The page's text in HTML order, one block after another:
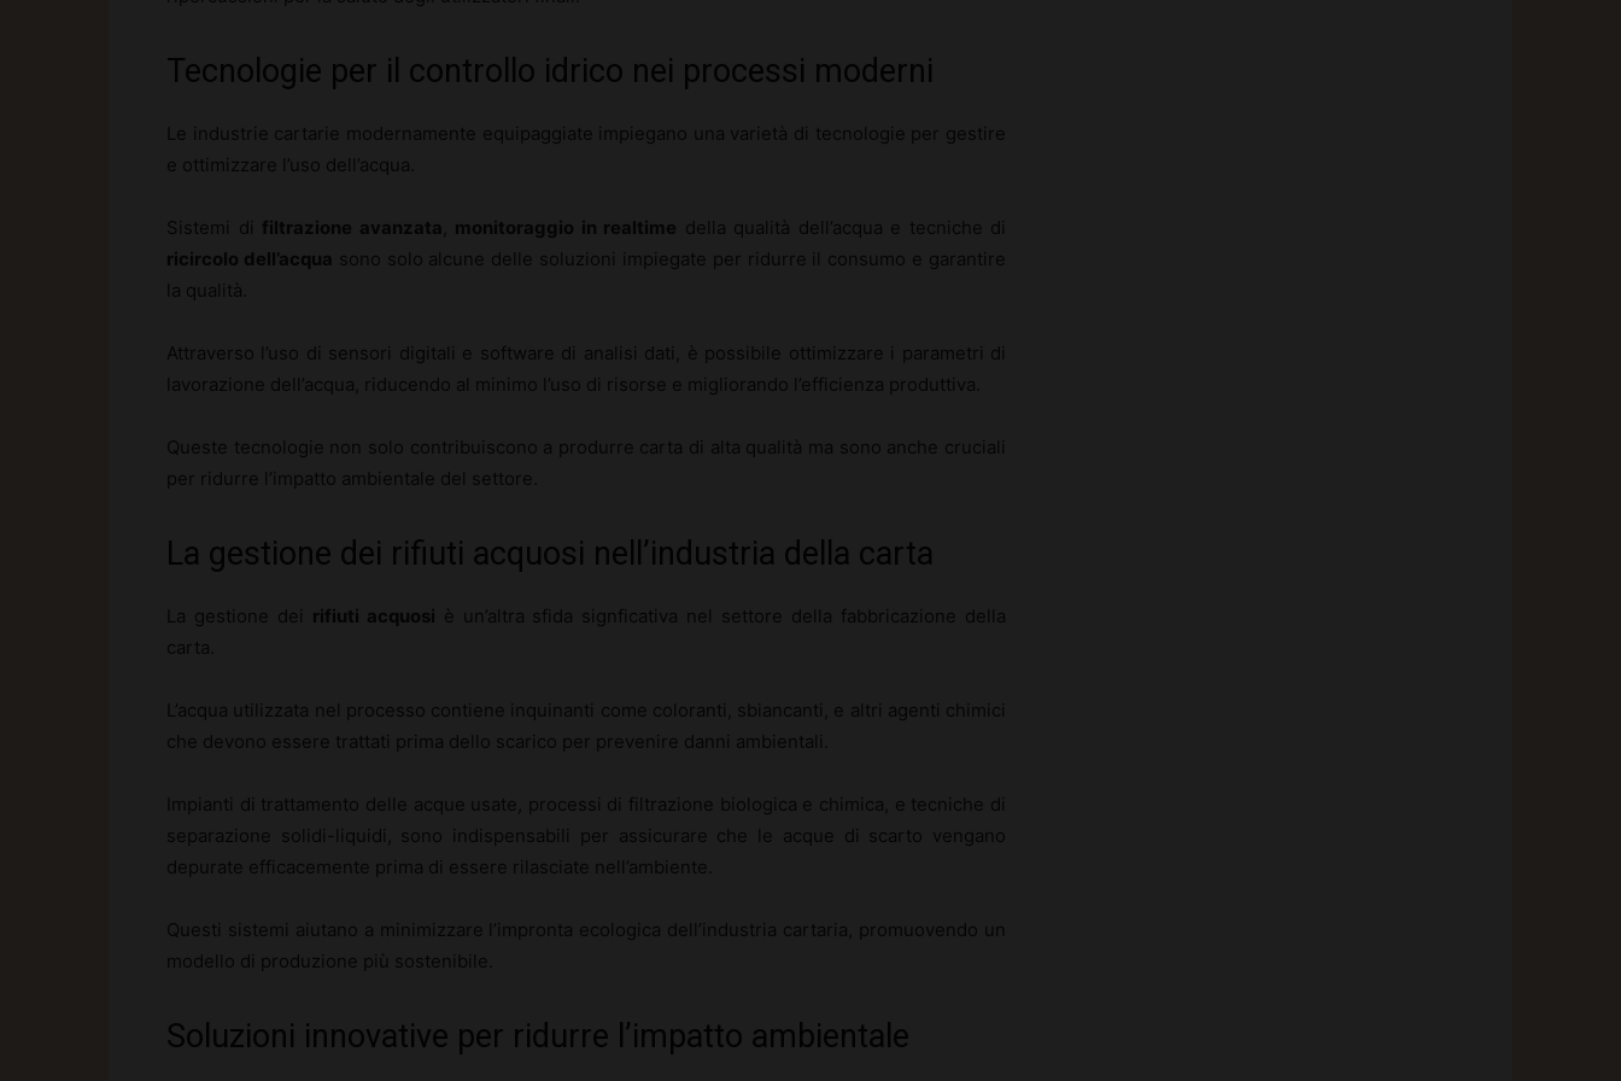
Tecnologie per il controllo idrico nei processi moderni
Le industrie cartarie modernamente equipaggiate impiegano una varietà di tecnologie per gestire
e ottimizzare l’uso dell’acqua.
Sistemi di filtrazione avanzata monitoraggio in realtime della qualità dell’acqua e tecniche di
ricircolo dell’acqua sono solo alcune delle soluzioni impiegate per ridurre il consumo e garantire
la qualità.
Attraverso l’uso di sensori digitali e software di analisi dati, è possibile ottimizzare i parametri di
lavorazione dell’acqua, riducendo al minimo l’uso di risorse e migliorando l’efficienza produttiva.
Queste tecnologie non solo contribuiscono a produrre carta di alta qualità ma sono anche cruciali
per ridurre l’impatto ambientale del settore.
La gestione dei rifiuti acquosi nell’industria della carta
La gestione dei rifiuti acquosi
è un’altra sfida signficativa nel settore della fabbricazione della
carta.
L’acqua utilizzata nel processo contiene inquinanti come coloranti, sbiancanti, e altri agenti chimici
che devono essere trattati prima dello scarico per prevenire danni ambientali.
Impianti di trattamento delle acque usate, processi di filtrazione biologica e chimica, e tecniche di
separazione solidi-liquidi, sono indispensabili per assicurare che le acque di scarto vengano
depurate efficacemente prima di essere rilasciate nell’ambiente.
Questi sistemi aiutano a minimizzare l’impronta ecologica dell’industria cartaria, promuovendo un
modello di produzione più sostenibile.
Soluzioni innovative per ridurre l’impatto ambientale